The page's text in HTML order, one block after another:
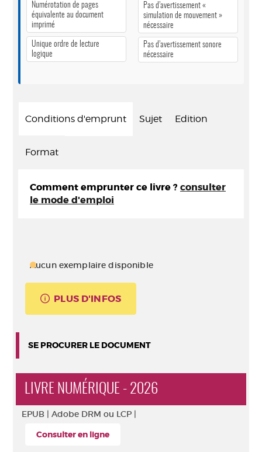
Numérotation de pages
équivalente au document
imprimé
Unique ordre de lecture
logique
Pas d’avertissement «
simulation de mouvement »
nécessaire
Pas d’avertissement sonore
nécessaire
Conditions d'emprunt Sujet Edition
Format
Comment emprunter ce livre ? consulter
le mode d'emploi
Aucun exemplaire disponible
PLUS D'INFOS
SE PROCURER LE DOCUMENT
LIVRE NUMÉRIQUE - 2026
EPUB | Adobe DRM ou LCP |
Consulter en ligne